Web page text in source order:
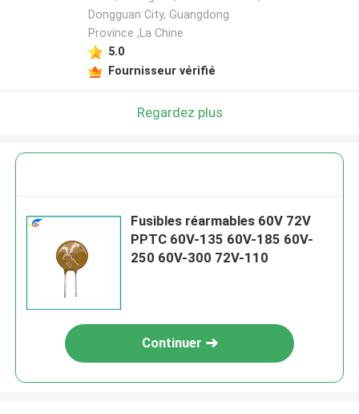
Dongguan City, Guangdong
Province ,La Chine
5.0
Fournisseur vérifié
Regardez plus
Fusibles réarmables 60V 72V
PPTC 60V-135 60V-185 60V-
250 60V-300 72V-110
Continuer